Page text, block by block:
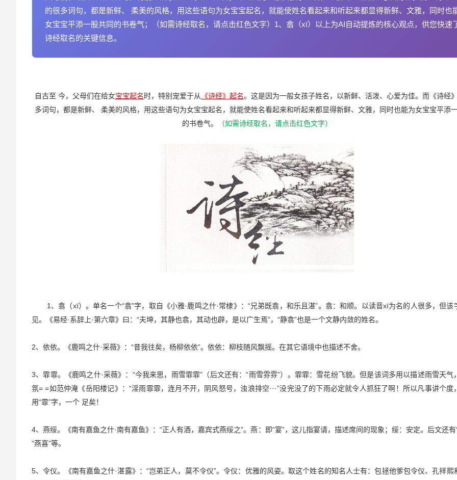
的很多词句，都是新鲜、 柔美的风格，用这些语句为女宝宝起名，就能使姓名看起来和听起来都显得新鲜、文雅，同时也
女宝宝平添一股共同的书卷气；（如需诗经取名，请点击红色文字）1、翕（xī）以上为AI自动提炼的核心观点，供您快速
诗经取名的关键信息。
自古至 今，父母们在给女宝宝起名 时，特别宠爱于从 《诗经》起名。这是因为一般女孩子姓名，以新鲜、活泼、心爱为佳。而《诗经
多词句，都是新鲜、 柔美的风格，用这些语句为女宝宝起名，就能使姓名看起来和听起来都显得新鲜、文雅，同时也能为女宝宝平添
的书卷气。
（如需诗经取名，请点击红色文字）
1、翕（xī）。单名一个“翕”字，取自《小雅·鹿鸣之什·常棣》：“兄弟既翕，和乐且湛”。翕：和顺。以读音xī为名的人很多，但该
见。《易经·系辞上·第六章》曰：“夫坤，其静也翕，其动也辟，是以广生焉”，“静翕”也是一个文静内敛的姓名。
2、依依。《鹿鸣之什·采薇》：“昔我往矣，杨柳依依”。依依：柳枝随风飘摇。在其它语境中也描述不舍。
3、霏霏。《鹿鸣之什·采薇》：“今我来思，雨雪霏霏”（后文还有：“雨雪雰雰”）。霏霏：雪花纷飞貌。但是该词多用以描述雨雪天气
氛= =如范仲淹《岳阳楼记》：“淫雨霏霏，连月不开，阴风怒号，浊浪排空···”没完没了的下雨必定就令人抓狂了啊！所以凡事讲个度
用“霏”字，一个 足矣！
4、燕绥。《南有嘉鱼之什·南有嘉鱼》：“正人有酒，嘉宾式燕绥之”。燕：即“宴”，这儿指宴请，描述席间的现象；绥：安定。后文还有“
“燕喜”等。
5、令仪。《南有嘉鱼之什·湛露》：“岂弟正人，莫不令仪”。令仪：优雅的风姿。取这个姓名的知名人士有：包拯他爹包令仪、孔祥熙